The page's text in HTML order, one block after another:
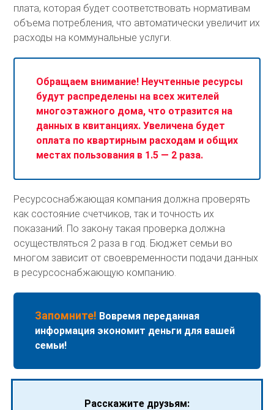
плата, которая будет соответствовать нормативам
объема потребления, что автоматически увеличит их
расходы на коммунальные услуги.
Обращаем внимание! Неучтенные ресурсы
будут распределены на всех жителей
многоэтажного дома, что отразится на
данных в квитанциях. Увеличена будет
оплата по квартирным расходам и общих
местах пользования в 1.5 — 2 раза.
Ресурсоснабжающая компания должна проверять
как состояние счетчиков, так и точность их
показаний. По закону такая проверка должна
осуществляться 2 раза в год. Бюджет семьи во
многом зависит от своевременности подачи данных
в ресурсоснабжающую компанию.
Запомните! Вовремя переданная
информация экономит деньги для вашей
семьи!
Расскажите друзьям: